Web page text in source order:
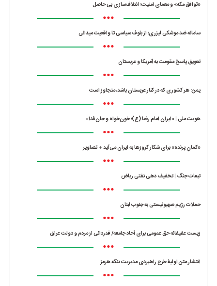
«توافق مکه» و معمای امنیت؛ ائتلاف‌سازی بی حاصل
•••
سامانه ضد موشکی لیزری؛ از بلوف سیاسی تا واقعیت میدانی
•••
تعویق پاسخ مقومت به آمریکا و عربستان
•••
یمن: هر کشوری که در کنار عربستان باشد، متجاوز است
•••
هویت ملی | «ایران امام رضا (ع)؛ خون‌خواه و جان‌فدا»
•••
«کمانِ پرنده» برای شکار کروزها به ایران می‌آید + تصاویر
•••
تبعات جنگ | تخفیف دهی نفتی ریاض
•••
حملات رژیم صهیونیستی به جنوب لبنان
•••
زیست عفیفانه حق عمومی برای آحاد جامعه/ قدردانی از مردم و دولت عراق
•••
انتشار متن اولیۀ طرح راهبردی مدیریت تنگه هرمز
•••